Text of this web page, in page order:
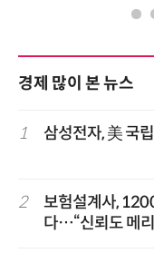
경제 많이 본 뉴스
1 삼성전자, 美 국
2
보험설계사,
다…“신뢰도 메